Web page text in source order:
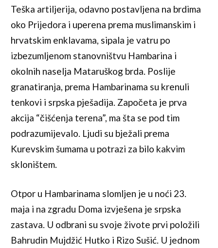
Teška artiljerija, odavno postavljena na brdima
oko Prijedora i uperena prema muslimanskim i
hrvatskim enklavama, sipala je vatru po
izbezumljenom stanovništvu Hambarina i
okolnih naselja Mataruškog brda. Poslije
granatiranja, prema Hambarinama su krenuli
tenkovi i srpska pješadija. Započeta je prva
akcija “čišćenja terena”, ma šta se pod tim
podrazumijevalo. Ljudi su bježali prema
Kurevskim šumama u potrazi za bilo kakvim
skloništem.
Otpor u Hambarinama slomljen je u noći 23.
maja i na zgradu Doma izvješena je srpska
zastava. U odbrani su svoje živote prvi položili
Bahrudin Mujdžić Hutko i Rizo Sušić. U jednom